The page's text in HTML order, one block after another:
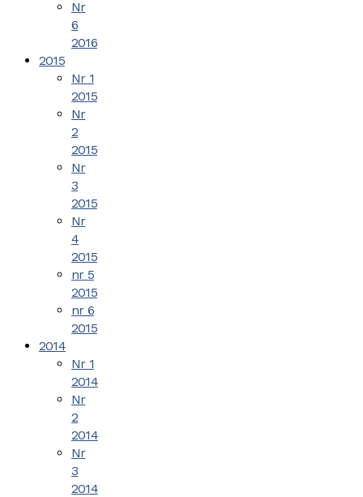
Nr
6
2016
2015
Nr 1
2015
Nr
2
2015
Nr
3
2015
Nr
4
2015
nr 5
2015
nr 6
2015
2014
Nr 1
2014
Nr
2
2014
Nr
3
2014